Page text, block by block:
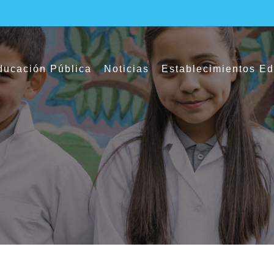
Pública Noticias Establecimientos